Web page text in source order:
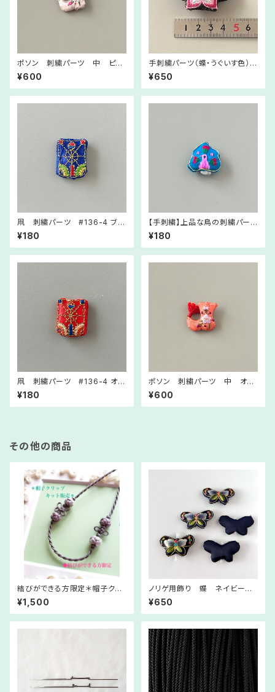
ポソン 刺繍パーツ 中 ピン
クベージュ 韓国ミニノリゲや
ストラップ制作にご利用ください
¥600
手刺繍パーツ（蝶・うぐいす色）
韓国ノリゲ制作にご利用くださ
い
¥650
凧 刺繍パーツ #136-4 ブル
ー 韓国ミニノリゲやストラップ
制作にご利用ください
¥180
【手刺繍】上品な鳥の刺繍パー
ツ ブルー / ロイヤルブルー（鮮
やかな青地）（全9色）／メドゥ
プ・ハンドメイド素材
¥180
凧 刺繍パーツ #136-4 オレ
ンジ 韓国ミニノリゲやストラッ
プ制作にご利用ください
¥180
ポソン 刺繍パーツ 中 オレ
ンジ 韓国ミニノリゲやストラッ
プ制作にご利用ください
¥600
その他の商品
結びができる方限定＊帽子クリ
ップキット販売＊ グレー #38
簡単なレシピと材料付き
¥1,500
ノリゲ用飾り 蝶 ネイビー
#28-#43 韓国ノリゲ制作にご
利用ください
¥650